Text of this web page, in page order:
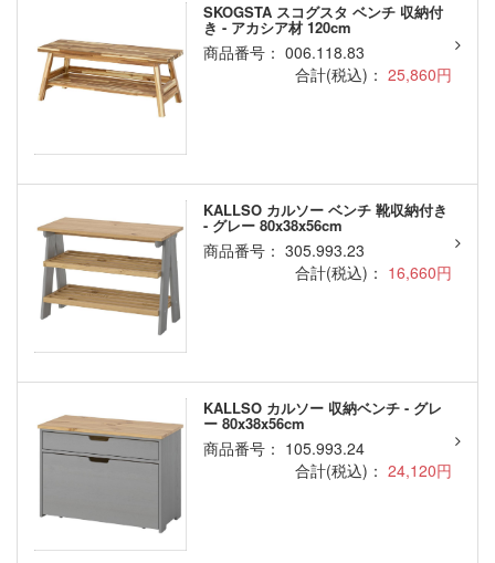
SKOGSTA スコグスタ ベンチ 収納付
き - アカシア材 120cm
商品番号： 006.118.83
合計(税込)： 25,860円
KALLSO カルソー ベンチ 靴収納付き
- グレー 80x38x56cm
商品番号： 305.993.23
合計(税込)： 16,660円
KALLSO カルソー 収納ベンチ - グレ
ー 80x38x56cm
商品番号： 105.993.24
合計(税込)： 24,120円